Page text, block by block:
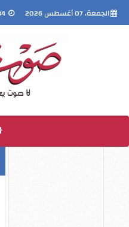
الجمعة، 07 أغسطس 2026